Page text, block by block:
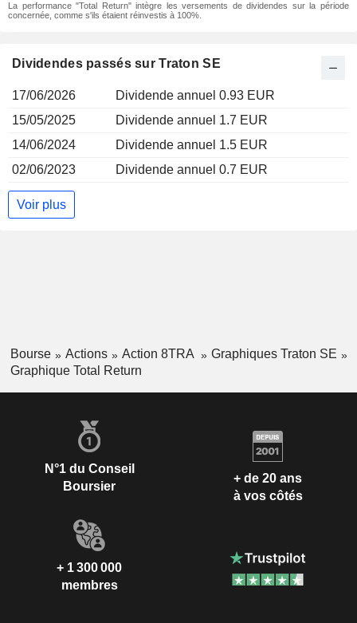
La performance "Total Return" intègre les versements de dividendes sur la période
concernée, comme s'ils étaient réinvestis à 100%.
Dividendes passés sur Traton SE
17/06/2026
Dividende annuel 0.93 EUR
15/05/2025
Dividende annuel 1.7 EUR
14/06/2024
Dividende annuel 1.5 EUR
02/06/2023
Dividende annuel 0.7 EUR
Voir plus
Bourse Actions Action 8TRA
Graphiques Traton SE
Graphique Total Return
N°1 du Conseil
Boursier
+ de 20 ans
à vos côtés
+ 1 300 000
membres